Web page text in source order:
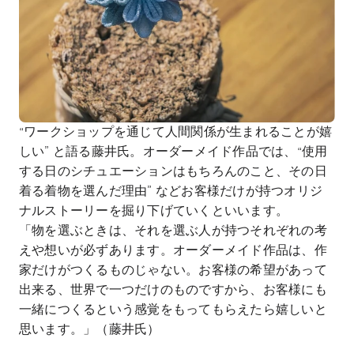
“ワークショップを通じて人間関係が生まれることが嬉
しい” と語る藤井氏。オーダーメイド作品では、“使用
する日のシチュエーションはもちろんのこと、その日
着る着物を選んだ理由” などお客様だけが持つオリジ
ナルストーリーを掘り下げていくといいます。
「物を選ぶときは、それを選ぶ人が持つそれぞれの考
えや想いが必ずあります。オーダーメイド作品は、作
家だけがつくるものじゃない。お客様の希望があって
出来る、世界で一つだけのものですから、お客様にも
一緒につくるという感覚をもってもらえたら嬉しいと
思います。」（藤井氏）